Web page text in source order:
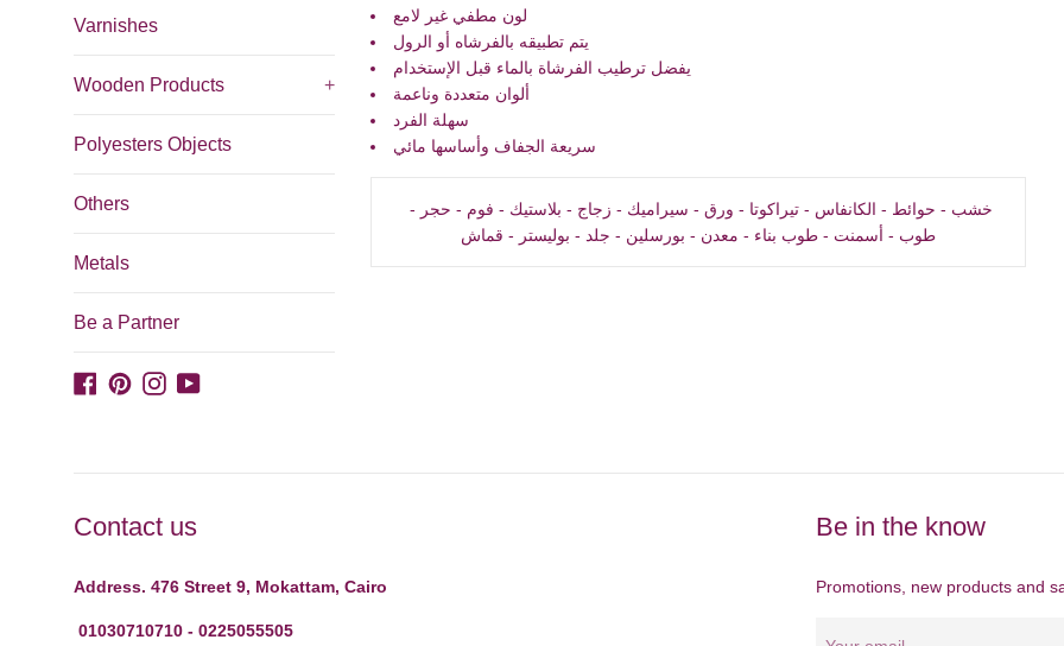
Varnishes
Wooden Products +
Polyesters Objects
Others
Metals
Be a Partner
Facebook
PinterestInstagram
YouTube
لون مطفي غير لامع
يتم تطبيقه بالفرشاه أو الرول
يفضل ترطيب الفرشاة بالماء قبل الإستخدام
ألوان متعددة وناعمة
سهلة الفرد
سريعة الجفاف وأساسها مائي
طوب - أسمنت - طوب بناء - معدن - بورسلين - جلد - بوليستر - قماش
Contact us
Address. 476 Street 9, Mokattam, Cairo
01030710710 - 0225055505
Be in the know
Promotions, new products and